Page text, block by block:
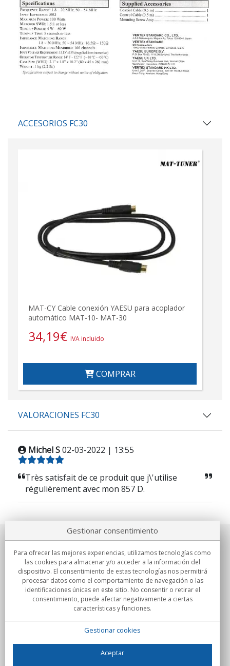
ACCESORIOS FC30
MAT-CY Cable conexión YAESU para acoplador
automático MAT-10- MAT-30
34,19€ IVA incluido
COMPRAR
VALORACIONES FC30
Michel S02-03-2022 | 13:55
Très satisfait de ce produit que j\'utilise
régulièrement avec mon 857 D.
Sobre nosotros
Compromisos
Compras
Gestionar consentimiento
Para ofrecer las mejores experiencias, utilizamos tecnologías como
las cookies para almacenar y/o acceder a la información del
dispositivo. El consentimiento de estas tecnologías nos permitirá
procesar datos como el comportamiento de navegación o las
identificaciones únicas en este sitio. No consentir o retirar el
consentimiento, puede afectar negativamente a ciertas
características y funciones.
Gestionar cookies
Aceptar